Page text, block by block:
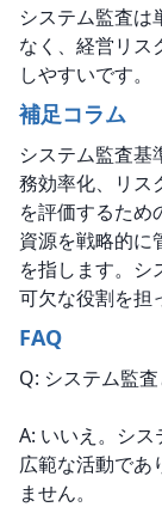
システム監査は
なく、経営リス
しやすいです。
補足コラム
システム監査基
務効率化、リス
を評価するため
資源を戦略的に
を指します。シ
可欠な役割を担
FAQ
Q: システム監
A: いいえ。シ
広範な活動であ
ません。